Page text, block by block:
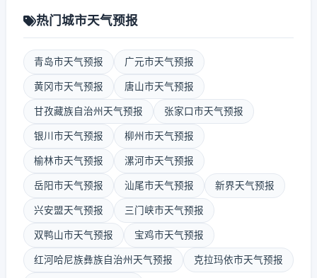
热门城市天气预报
青岛市天气预报 广元市天气预报
黄冈市天气预报 唐山市天气预报
甘孜藏族自治州天气预报 张家口市天气预报
银川市天气预报 柳州市天气预报
榆林市天气预报 漯河市天气预报
岳阳市天气预报 汕尾市天气预报 新界天气预报
兴安盟天气预报 三门峡市天气预报
双鸭山市天气预报 宝鸡市天气预报
红河哈尼族彝族自治州天气预报 克拉玛依市天气预报